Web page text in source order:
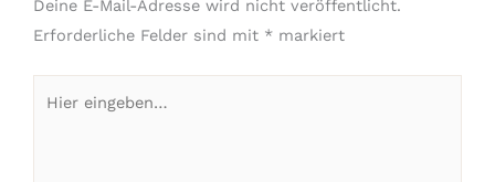
Deine E-Mail-Adresse wird nicht veröffentlicht.
Erforderliche Felder sind mit * markiert
eingeben…